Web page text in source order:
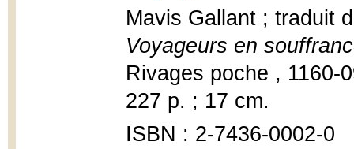
Mavis Gallant ; traduit
Voyageurs en
Rivages poche , 1160-
227 p. ; 17 cm.
ISBN : 2-7436-0002-0